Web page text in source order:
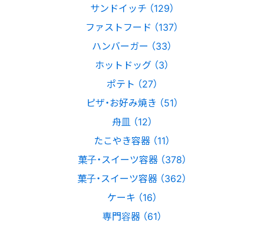
サンドイッチ （129）
ファストフード （137）
ハンバーガー （33）
ホットドッグ （3）
ポテト （27）
ピザ・お好み焼き （51）
舟皿 （12）
たこやき容器 （11）
菓子・スイーツ容器 （378）
菓子・スイーツ容器 （362）
ケーキ （16）
専門容器 （61）